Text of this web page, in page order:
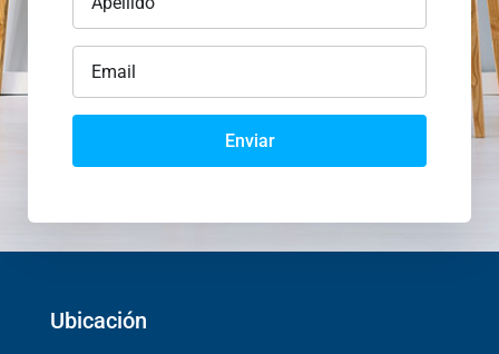
Enviar
Ubicación